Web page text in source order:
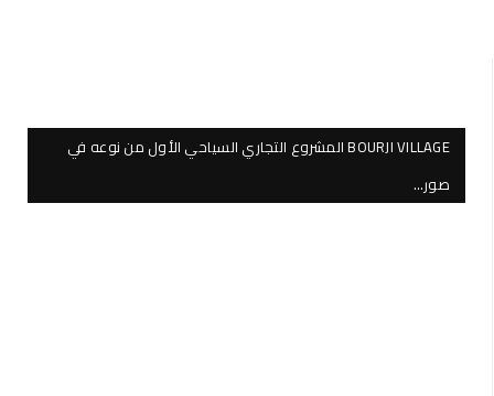
BOURJI VILLAGE المشروع التجاري السياحي الأول من نوعه في
صور…